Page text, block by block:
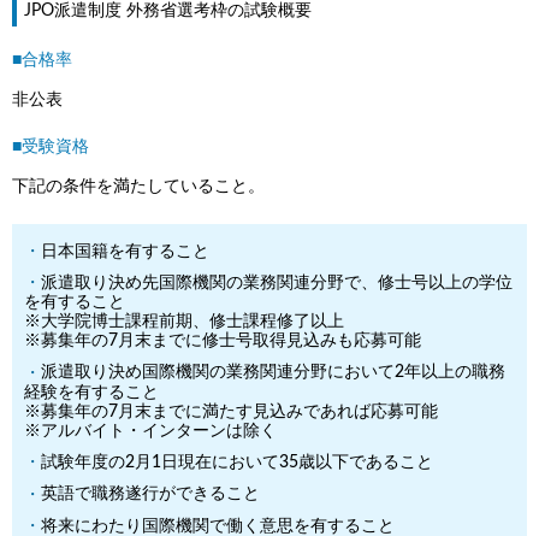
JPO派遣制度 外務省選考枠の試験概要
■合格率
非公表
■受験資格
下記の条件を満たしていること。
日本国籍を有すること
派遣取り決め先国際機関の業務関連分野で、修士号以上の学位
を有すること
※大学院博士課程前期、修士課程修了以上
※募集年の7月末までに修士号取得見込みも応募可能
派遣取り決め国際機関の業務関連分野において2年以上の職務
経験を有すること
※募集年の7月末までに満たす見込みであれば応募可能
※アルバイト・インターンは除く
試験年度の2月1日現在において35歳以下であること
英語で職務遂行ができること
将来にわたり国際機関で働く意思を有すること